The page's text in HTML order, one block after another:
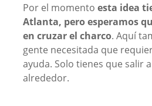
Por el momento esta idea
Atlanta, pero esperamos
en cruzar el charco. Aquí
gente necesitada que
ayuda. Solo tienes que salir
alrededor.